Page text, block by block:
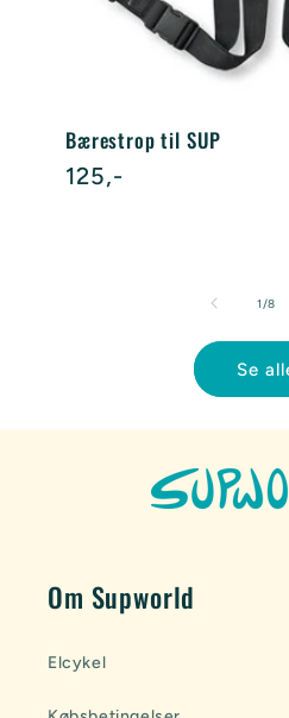
Bærestrop til SUP
Normalpris
125,-
1 /af
8
Se
Om Supworld
Elcykel